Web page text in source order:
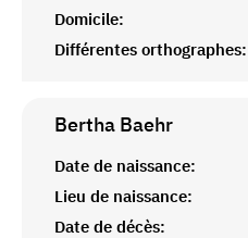
Domicile:
Différentes orthographes:
Bertha Baehr
Date de naissance:
Lieu de naissance:
Date de décès: